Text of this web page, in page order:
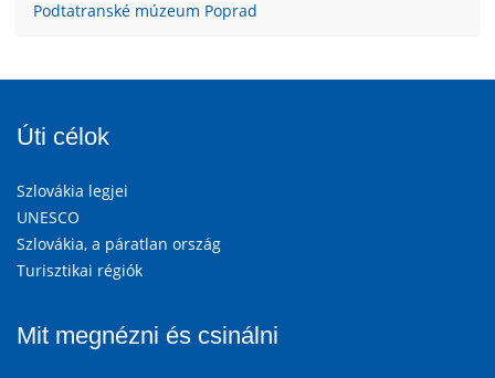
Podtatranské múzeum Poprad
Úti célok
Szlovákia legjei
UNESCO
Szlovákia, a páratlan ország
Turisztikai régiók
Mit megnézni és csinálni